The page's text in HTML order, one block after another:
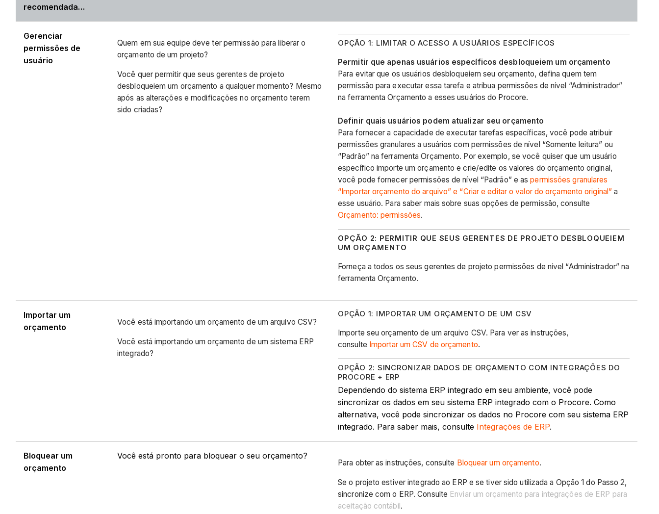
recomendada…
Gerenciar
permissões de
usuário
Quem em sua equipe deve ter permissão para liberar o
orçamento de um projeto?
Você quer permitir que seus gerentes de projeto
desbloqueiem um orçamento a qualquer momento? Mesmo
após as alterações e modificações no orçamento terem
sido criadas?
OPÇÃO 1: LIMITAR O ACESSO A USUÁRIOS ESPECÍFICOS
Permitir que apenas usuários específicos desbloqueiem um orçamento
Para evitar que os usuários desbloqueiem seu orçamento, defina quem tem
permissão para executar essa tarefa e atribua permissões de nível “Administrador”
na ferramenta Orçamento a esses usuários do Procore.
Definir quais usuários podem atualizar seu orçamento
Para fornecer a capacidade de executar tarefas específicas, você pode atribuir
permissões granulares a usuários com permissões de nível “Somente leitura” ou
“Padrão” na ferramenta Orçamento. Por exemplo, se você quiser que um usuário
específico importe um orçamento e crie/edite os valores do orçamento original,
você pode fornecer permissões de nível “Padrão” e aspermissões granulares
“Importar orçamento do arquivo” e “Criar e editar o valor do orçamento original” a
esse usuário. Para saber mais sobre suas opções de permissão, consulte
Orçamento: permissões.
OPÇÃO 2: PERMITIR QUE SEUS GERENTES DE PROJETO DESBLOQUEIEM
UM ORÇAMENTO
Forneça a todos os seus gerentes de projeto permissões de nível “Administrador” na
ferramenta Orçamento.
Importar um
orçamento
Você está importando um orçamento de um arquivo CSV?
Você está importando um orçamento de um sistema ERP
integrado?
OPÇÃO 1: IMPORTAR UM ORÇAMENTO DE UM CSV
Importe seu orçamento de um arquivo CSV. Para ver as instruções,
consulte Importar um CSV de orçamento.
OPÇÃO 2: SINCRONIZAR DADOS DE ORÇAMENTO COM INTEGRAÇÕES DO
PROCORE + ERP
Dependendo do sistema ERP integrado em seu ambiente, você pode
sincronizar os dados em seu sistema ERP integrado com o Procore. Como
alternativa, você pode sincronizar os dados no Procore com seu sistema ERP
integrado. Para saber mais, consulte Integrações de ERP.
Bloquear um
orçamento
Você está pronto para bloquear o seu orçamento?
Para obter as instruções, consulte Bloquear um orçamento.
Se o projeto estiver integrado ao ERP e se tiver sido utilizada a Opção 1 do Passo 2,
sincronize com o ERP. Consulte Enviar um orçamento para integrações de ERP para
aceitação contábil.